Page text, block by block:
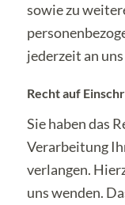
sowie zu
jederzeit an
Recht auf
Sie haben das
Verarbeitung
verlangen.
uns wenden.